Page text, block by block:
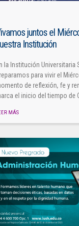
juntos el
Institución
la Institución Universitaria
para vivir el
de reflexión, fe y
el inicio del tiempo de
MÁS